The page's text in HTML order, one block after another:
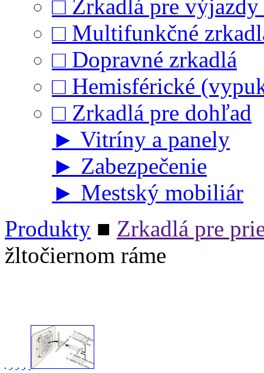
□ Zrkadlá pre
□ Multifunkčné
□ Dopravné zrkadlá
□ Hemisférické
□ Zrkadlá pre dohľad
► Vitríny a panely
► Zabezpečenie
► Mestský mobiliár
Produkty ■ Zrkadlá pre
žltočiernom ráme